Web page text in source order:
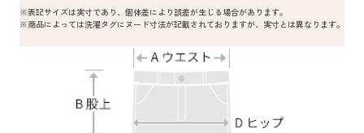
※表記サイズは実寸であり、個体差により誤差が生じる場合があります。
※商品によっては洗濯タグにヌード寸法が記載されておりますが、実寸とは異なります。